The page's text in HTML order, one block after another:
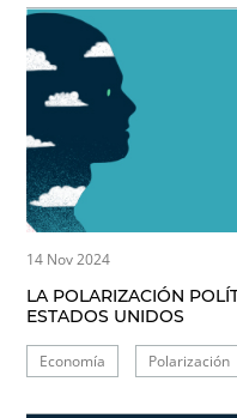
14 Nov 2024
LA POLARIZACIÓN
ESTADOS UNIDOS
Economía Polarización